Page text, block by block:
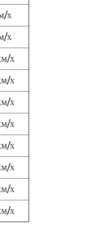
х
х
х
х
х
х
х
х
х
х